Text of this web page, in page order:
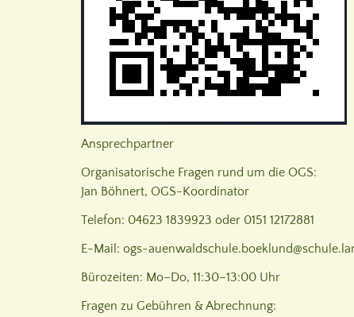
Ansprechpartner
Organisatorische Fragen rund um die OGS:
Jan Böhnert, OGS-Koordinator
Telefon: 04623 1839923 oder 0151 12172881
E-Mail: ogs-
Bürozeiten: Mo–Do, 11:30–13:00 Uhr
Fragen zu Gebühren & Abrechnung: